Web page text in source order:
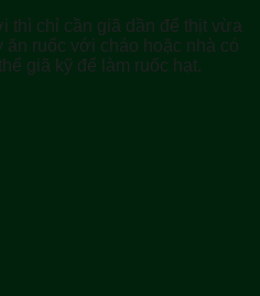
thì chỉ cần giã dần để thịt vừa
ruốc với cháo hoặc nhà có
giã kỹ để làm ruốc hạt.